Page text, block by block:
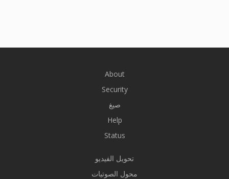
About
Security
صيغ
Help
Status
تحويل الفيديو
محول الصوتيات